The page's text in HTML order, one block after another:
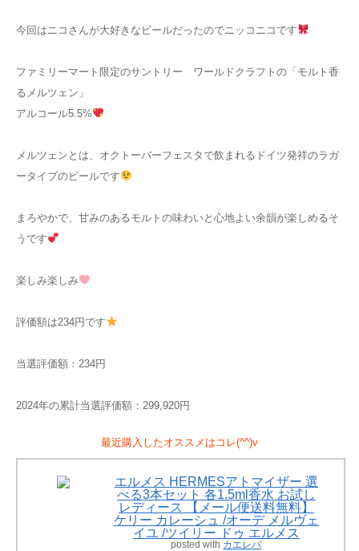
今回はニコさんが大好きなビールだったのでニッコニコです
ファミリーマート限定のサントリー ワールドクラフトの「モルト香
るメルツェン」
アルコール5.5%
メルツェンとは、オクトーバーフェスタで飲まれるドイツ発祥のラガ
ータイプのビールです
まろやかで、甘みのあるモルトの味わいと心地よい余韻が楽しめるそ
うです
楽しみ楽しみ
評価額は234円です
当選評価額：234円
2024年の累計当選評価額：299,920円
最近購入したオススメはコレ(^^)v
エルメス HERMESアトマイザー 選
べる3本セット 各1.5ml香水 お試し
レディース 【メール便送料無料】
ケリー カレーシュ /オーデ メルヴェ
イユ /ツイリー ドゥ エルメス
posted with カエレバ